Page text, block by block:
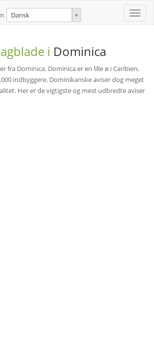
Toggle
Dansk
i Dominica
fra Dominica. Dominica er en lille ø i Caribien,
indbyggere. Dominikanske aviser dog meget
Her er de vigtigste og mest udbredte aviser